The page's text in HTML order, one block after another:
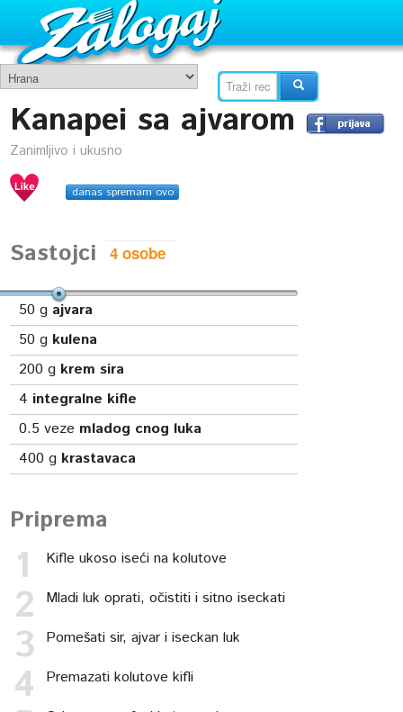
Kanapei sa ajvarom
Zanimljivo i ukusno
danas spremam ovo
Sastojci
50 g ajvara
50 g kulena
200 g krem sira
4 integralne kifle
0.5 veze mladog cnog luka
400 g krastavaca
Priprema
Kifle ukoso iseći na kolutove
Mladi luk oprati, očistiti i sitno iseckati
Pomešati sir, ajvar i iseckan luk
Premazati kolutove kifli